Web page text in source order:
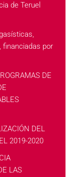
de Teruel
financiadas por
DE
DEL
2019-2020
LAS